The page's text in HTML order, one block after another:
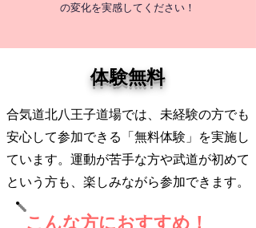
の変化を実感してください！
体験無料
合気道北八王子道場では、未経験の方でも
安心して参加できる「無料体験」を実施し
ています。運動が苦手な方や武道が初めて
という方も、楽しみながら参加できます。
​こんな方におすすめ！